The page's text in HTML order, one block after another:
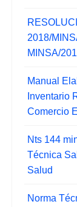
2018/
MINSA/
Manual
Inventario
Comercio
Nts 144
Técnica
Salud
Norma